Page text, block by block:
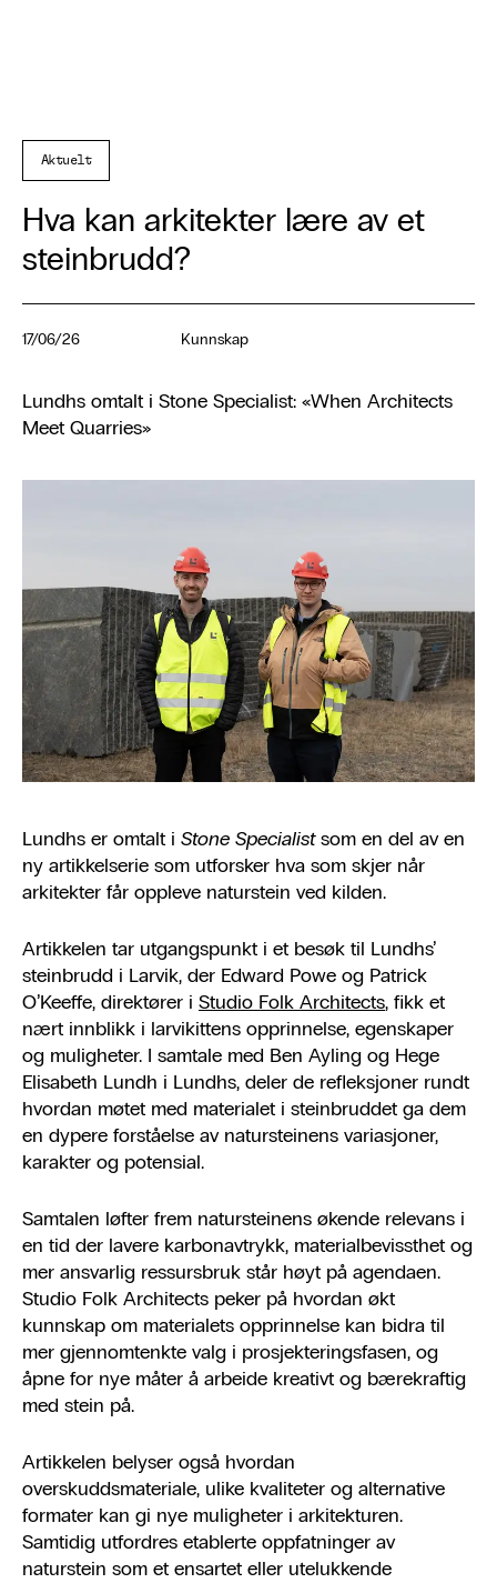
Aktuelt
Hva kan arkitekter lære av et
steinbrudd?
17/06/26 Kunnskap
Lundhs omtalt i Stone Specialist: «When Architects
Meet Quarries»
Lundhs er omtalt i Stone Specialistsom en del av en
ny artikkelserie som utforsker hva som skjer når
arkitekter får oppleve naturstein ved kilden.
Artikkelen tar utgangspunkt i et besøk til Lundhs’
steinbrudd i Larvik, der Edward Powe og Patrick
O’Keeffe, direktører i Studio Folk Architects, fikk et
nært innblikk i larvikittens opprinnelse, egenskaper
og muligheter. I samtale med Ben Ayling og Hege
Elisabeth Lundh i Lundhs, deler de refleksjoner rundt
hvordan møtet med materialet i steinbruddet ga dem
en dypere forståelse av natursteinens variasjoner,
karakter og potensial.
Samtalen løfter frem natursteinens økende relevans i
en tid der lavere karbonavtrykk, materialbevissthet og
mer ansvarlig ressursbruk står høyt på agendaen.
Studio Folk Architects peker på hvordan økt
kunnskap om materialets opprinnelse kan bidra til
mer gjennomtenkte valg i prosjekteringsfasen, og
åpne for nye måter å arbeide kreativt og bærekraftig
med stein på.
Artikkelen belyser også hvordan
overskuddsmateriale, ulike kvaliteter og alternative
formater kan gi nye muligheter i arkitekturen.
Samtidig utfordres etablerte oppfatninger av
naturstein som et ensartet eller utelukkende